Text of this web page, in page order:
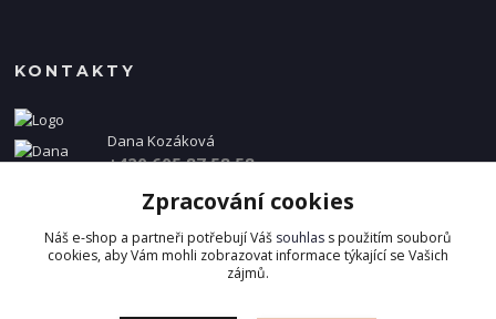
KONTAKTY
Dana Kozáková
+420 605 87 58 58
info@danakozakova.cz
Zpracování cookies
Náš e-shop a partneři potřebují Váš souhlas s použitím souborů
cookies, aby Vám mohli zobrazovat informace týkající se Vašich
zájmů.